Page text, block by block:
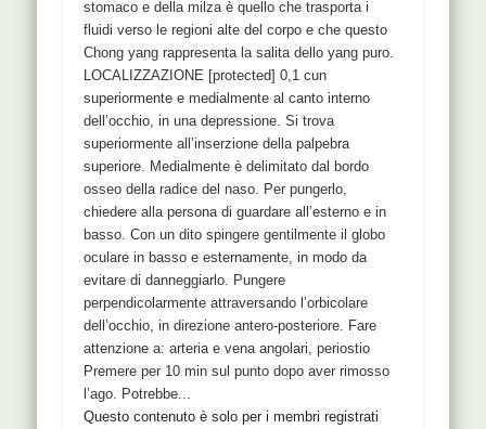
stomaco e della milza è quello che trasporta i
fluidi verso le regioni alte del corpo e che questo
Chong yang rappresenta la salita dello yang puro.
LOCALIZZAZIONE [protected] 0,1 cun
superiormente e medialmente al canto interno
dell’occhio, in una depressione. Si trova
superiormente all’inserzione della palpebra
superiore. Medialmente è delimitato dal bordo
osseo della radice del naso. Per pungerlo,
chiedere alla persona di guardare all’esterno e in
basso. Con un dito spingere gentilmente il globo
oculare in basso e esternamente, in modo da
evitare di danneggiarlo. Pungere
perpendicolarmente attraversando l’orbicolare
dell’occhio, in direzione antero-posteriore. Fare
attenzione a: arteria e vena angolari, periostio
Premere per 10 min sul punto dopo aver rimosso
l’ago. Potrebbe...
Questo contenuto è solo per i membri registrati